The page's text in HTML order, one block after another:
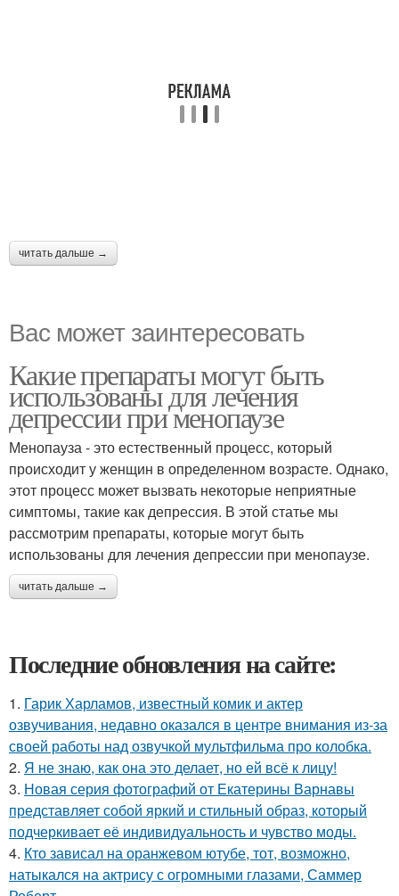
читать дальше →
Вас может заинтересовать
Какие препараты могут быть
использованы для лечения
депрессии при менопаузе
Менопауза - это естественный процесс, который
происходит у женщин в определенном возрасте. Однако,
этот процесс может вызвать некоторые неприятные
симптомы, такие как депрессия. В этой статье мы
рассмотрим препараты, которые могут быть
использованы для лечения депрессии при менопаузе.
читать дальше →
Последние обновления на сайте:
1. Гарик Харламов, известный комик и актер
озвучивания, недавно оказался в центре внимания из-за
своей работы над озвучкой мультфильма про колобка.
2. Я не знаю, как она это делает, но ей всё к лицу!
3. Новая серия фотографий от Екатерины Варнавы
представляет собой яркий и стильный образ, который
подчеркивает её индивидуальность и чувство моды.
4. Кто зависал на оранжевом ютубе, тот, возможно,
натыкался на актрису с огромными глазами, Саммер